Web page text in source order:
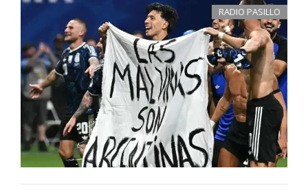
RADIO PASILLO